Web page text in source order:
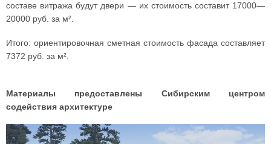
составе витража будут двери — их стоимость составит 17000—
20000 руб. за м².
Итого: ориентировочная сметная стоимость фасада составляет
7372 руб. за м².
Материалы предоставлены Сибирским центром
содействия архитектуре